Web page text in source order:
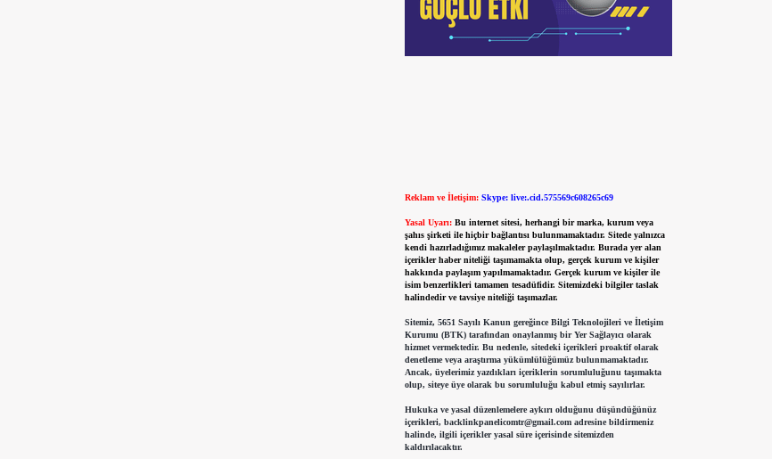
Reklam ve İletişim: Skype: live:.cid.575569c608265c69
Yasal Uyarı: Bu internet sitesi, herhangi bir marka, kurum veya
şahıs şirketi ile hiçbir bağlantısı bulunmamaktadır. Sitede yalnızca
kendi hazırladığımız makaleler paylaşılmaktadır. Burada yer alan
içerikler haber niteliği taşımamakta olup, gerçek kurum ve kişiler
hakkında paylaşım yapılmamaktadır. Gerçek kurum ve kişiler ile
isim benzerlikleri tamamen tesadüfidir. Sitemizdeki bilgiler taslak
halindedir ve tavsiye niteliği taşımazlar.
Sitemiz, 5651 Sayılı Kanun gereğince Bilgi Teknolojileri ve İletişim
Kurumu (BTK) tarafından onaylanmış bir Yer Sağlayıcı olarak
hizmet vermektedir. Bu nedenle, sitedeki içerikleri proaktif olarak
denetleme veya araştırma yükümlülüğümüz bulunmamaktadır.
Ancak, üyelerimiz yazdıkları içeriklerin sorumluluğunu taşımakta
olup, siteye üye olarak bu sorumluluğu kabul etmiş sayılırlar.
Hukuka ve yasal düzenlemelere aykırı olduğunu düşündüğünüz
içerikleri, backlinkpanelicomtr@gmail.comadresine bildirmeniz
halinde, ilgili içerikler yasal süre içerisinde sitemizden
kaldırılacaktır.